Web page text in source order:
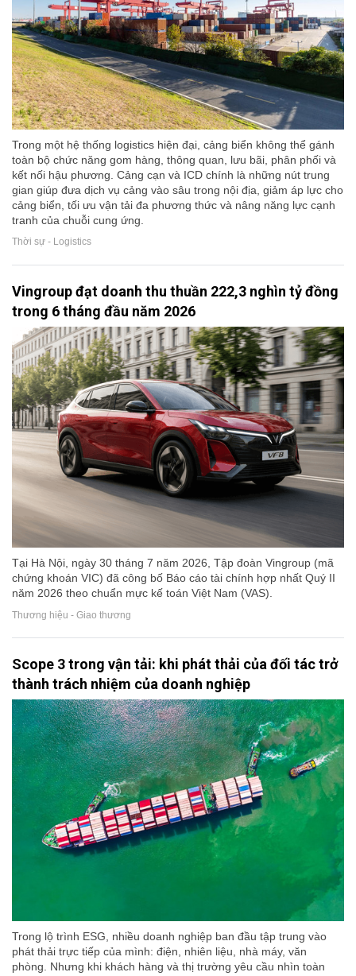
Trong một hệ thống logistics hiện đại, cảng biển không thể gánh
toàn bộ chức năng gom hàng, thông quan, lưu bãi, phân phối và
kết nối hậu phương. Cảng cạn và ICD chính là những nút trung
gian giúp đưa dịch vụ cảng vào sâu trong nội địa, giảm áp lực cho
cảng biển, tối ưu vận tải đa phương thức và nâng năng lực cạnh
tranh của chuỗi cung ứng.
Thời sự - Logistics
Vingroup đạt doanh thu thuần 222,3 nghìn tỷ đồng
trong 6 tháng đầu năm 2026
Tại Hà Nội, ngày 30 tháng 7 năm 2026, Tập đoàn Vingroup (mã
chứng khoán VIC) đã công bố Báo cáo tài chính hợp nhất Quý II
năm 2026 theo chuẩn mực kế toán Việt Nam (VAS).
Thương hiệu - Giao thương
Scope 3 trong vận tải: khi phát thải của đối tác trở
thành trách nhiệm của doanh nghiệp
Trong lộ trình ESG, nhiều doanh nghiệp ban đầu tập trung vào
phát thải trực tiếp của mình: điện, nhiên liệu, nhà máy, văn
phòng. Nhưng khi khách hàng và thị trường yêu cầu nhìn toàn